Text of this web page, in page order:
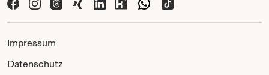
Impressum
Datenschutz